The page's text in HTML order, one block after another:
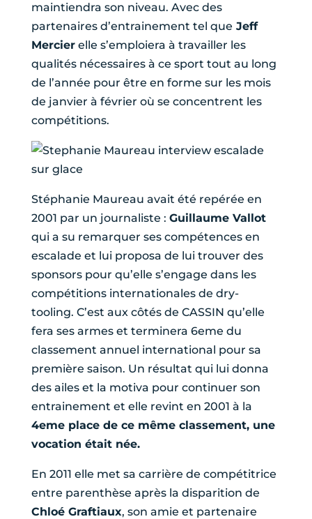
maintiendra son niveau. Avec des
partenaires d’entrainement tel que Jeff
Mercierelle s’emploiera à travailler les
qualités nécessaires à ce sport tout au long
de l’année pour être en forme sur les mois
de janvier à février où se concentrent les
compétitions.
Stéphanie Maureau avait été repérée en
2001 par un journaliste : Guillaume Vallot
qui a su remarquer ses compétences en
escalade et lui proposa de lui trouver des
sponsors pour qu’elle s’engage dans les
compétitions internationales de dry-
tooling. C’est aux côtés de CASSIN qu’elle
fera ses armes et terminera 6eme du
classement annuel international pour sa
première saison. Un résultat qui lui donna
des ailes et la motiva pour continuer son
entrainement et elle revint en 2001 à la
4eme place de ce même classement, une
vocation était née.
En 2011 elle met sa carrière de compétitrice
entre parenthèse après la disparition de
Chloé Graftiaux, son amie et partenaire